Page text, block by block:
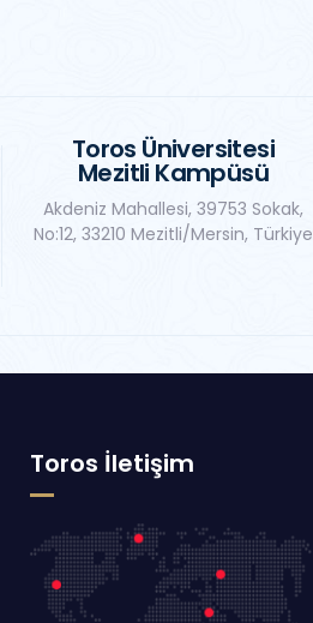
Toros Üniversitesi
Mezitli Kampüsü
Akdeniz Mahallesi, 39753 Sokak,
No:12, 33210 Mezitli/Mersin, Türkiye
Toros İletişim